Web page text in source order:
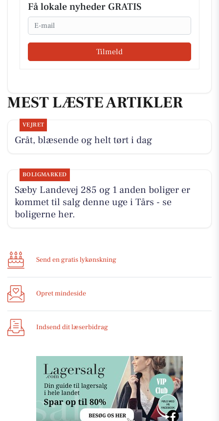
Få lokale nyheder GRATIS
Email
Tilmeld
MEST LÆSTE ARTIKLER
VEJRET
Gråt, blæsende og helt tørt i dag
BOLIGMARKED
Sæby Landevej 285 og 1 anden boliger er
kommet til salg denne uge i Tårs - se
boligerne her.
Send en gratis lykønskning
Opret mindeside
Indsend dit læserbidrag